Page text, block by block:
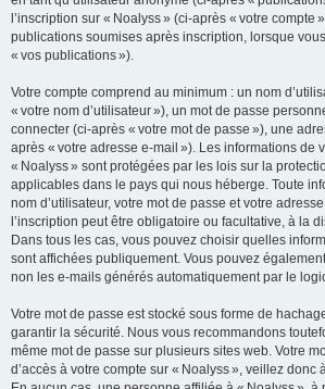
l’inscription sur « Noalyss » (ci-après « votre compte
publications soumises après inscription, lorsque
« vos publications »).
Votre compte comprend au minimum : un nom
« votre nom d’utilisateur »), un mot de passe
connecter (ci-après « votre mot de passe »), une
après « votre adresse e-mail »). Les informations de
« Noalyss » sont protégées par les lois sur la
applicables dans le pays qui nous héberge. Toute
nom d’utilisateur, votre mot de passe et votre
l’inscription peut être obligatoire ou facultative, à la
Dans tous les cas, vous pouvez choisir quelles
sont affichées publiquement. Vous pouvez
non les e-mails générés automatiquement par le
Votre mot de passe est stocké sous forme de
garantir la sécurité. Nous vous recommandons
même mot de passe sur plusieurs sites web. Votre
d’accès à votre compte sur « Noalyss », veillez donc